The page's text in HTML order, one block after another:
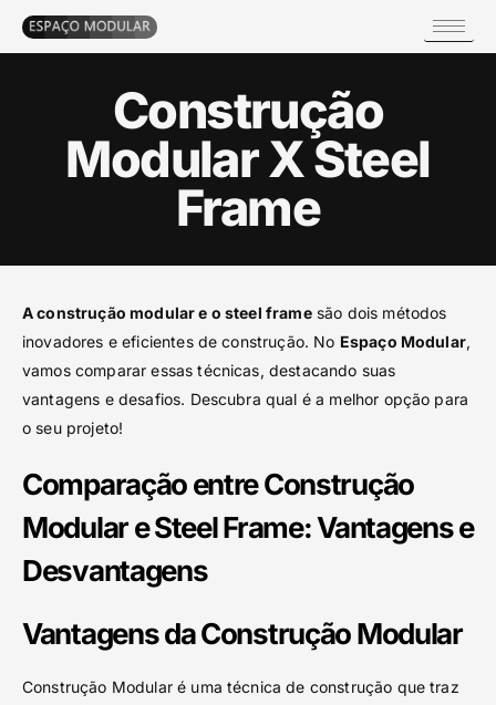
Construção
Modular X Steel
Frame
A construção modular e o steel framesão dois métodos
inovadores e eficientes de construção. No Espaço Modular,
vamos comparar essas técnicas, destacando suas
vantagens e desafios. Descubra qual é a melhor opção para
o seu projeto!
Comparação entre Construção
Modular e Steel Frame: Vantagens e
Desvantagens
Vantagens da Construção Modular
Construção Modular é uma técnica de construção que traz